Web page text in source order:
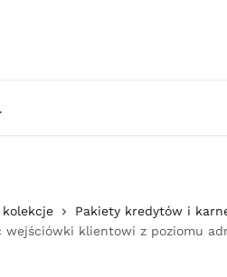
kolekcje
Pakiety kredytów i
wejściówki klientowi z poziomu